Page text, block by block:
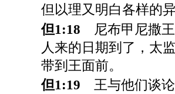
但以理又明白各样的
但1:18 尼布甲尼撒
人来的日期到了，太
带到王面前。
但1:19 王与他们谈论